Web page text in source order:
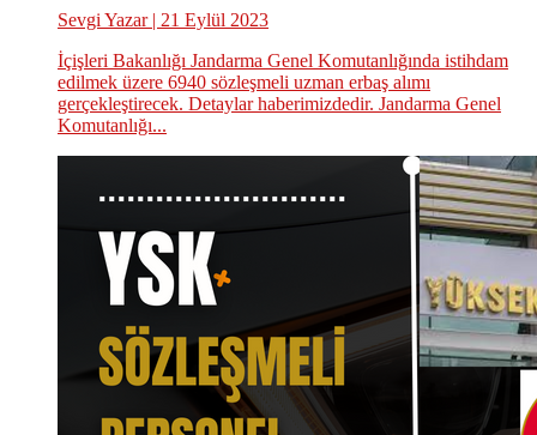
Sevgi Yazar| 21 Eylül 2023
İçişleri Bakanlığı Jandarma Genel Komutanlığında istihdam
edilmek üzere 6940 sözleşmeli uzman erbaş alımı
gerçekleştirecek. Detaylar haberimizdedir. Jandarma Genel
Komutanlığı...